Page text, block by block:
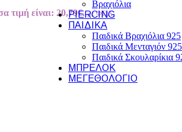
Βραχιόλια
PIERCING
ΠΑΙΔΙΚΆ
Παιδικά Βραχιόλια 925
Παιδικά Μενταγιόν 925
Παιδικά Σκουλαρίκια
ΜΠΡΕΛΌΚ
ΜΕΓΕΘΟΛΌΓΙΟ
τιμή είναι: 20,79€. με ΦΠΑ